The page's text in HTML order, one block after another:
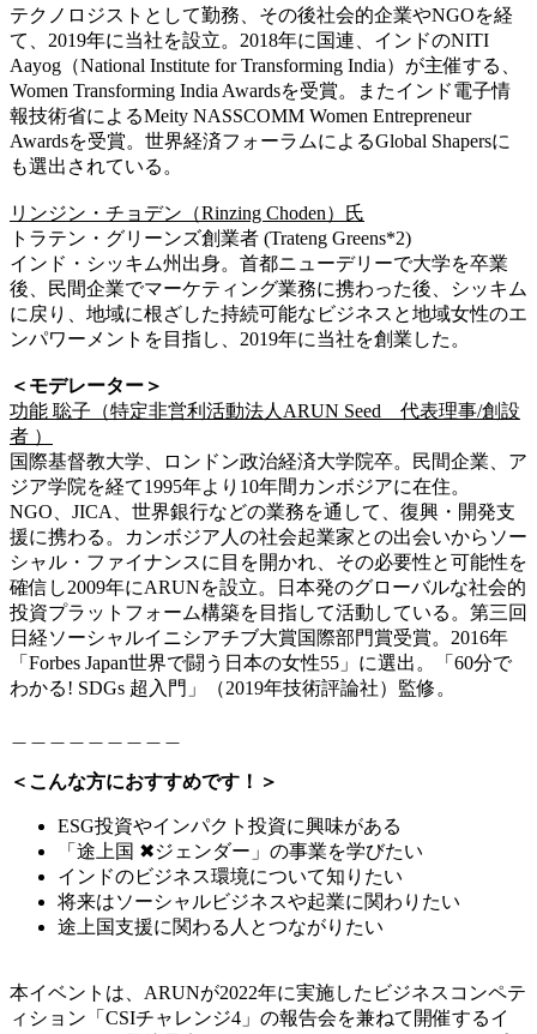
テクノロジストとして勤務、その後社会的企業やNGOを経
て、2019年に当社を設立。2018年に国連、インドのNITI
Aayog（National Institute for Transforming India）が主催する、
Women Transforming India Awardsを受賞。またインド電子情
報技術省によるMeity NASSCOMM Women Entrepreneur
Awardsを受賞。世界経済フォーラムによるGlobal Shapersに
も選出されている。
リンジン・チョデン（Rinzing Choden）氏
トラテン・グリーンズ創業者 (Trateng Greens*2)
インド・シッキム州出身。首都ニューデリーで大学を卒業
後、民間企業でマーケティング業務に携わった後、シッキム
に戻り、地域に根ざした持続可能なビジネスと地域女性のエ
ンパワーメントを目指し、2019年に当社を創業した。
＜モデレーター＞
功能 聡子（特定非営利活動法人ARUN Seed 代表理事/創設
者 ）
国際基督教大学、ロンドン政治経済大学院卒。民間企業、ア
ジア学院を経て1995年より10年間カンボジアに在住。
NGO、JICA、世界銀行などの業務を通して、復興・開発支
援に携わる。カンボジア人の社会起業家との出会いからソー
シャル・ファイナンスに目を開かれ、その必要性と可能性を
確信し2009年にARUNを設立。日本発のグローバルな社会的
投資プラットフォーム構築を目指して活動している。第三回
日経ソーシャルイニシアチブ大賞国際部門賞受賞。2016年
「Forbes Japan世界で闘う日本の女性55」に選出。「60分で
わかる! SDGs 超入門」（2019年技術評論社）監修。
＜こんな方におすすめです！＞
ESG投資やインパクト投資に興味がある
「途上国 ✖ジェンダー」の事業を学びたい
インドのビジネス環境について知りたい
将来はソーシャルビジネスや起業に関わりたい
途上国支援に関わる人とつながりたい
本イベントは、ARUNが2022年に実施したビジネスコンペテ
ィション「CSIチャレンジ4」の報告会を兼ねて開催するイ